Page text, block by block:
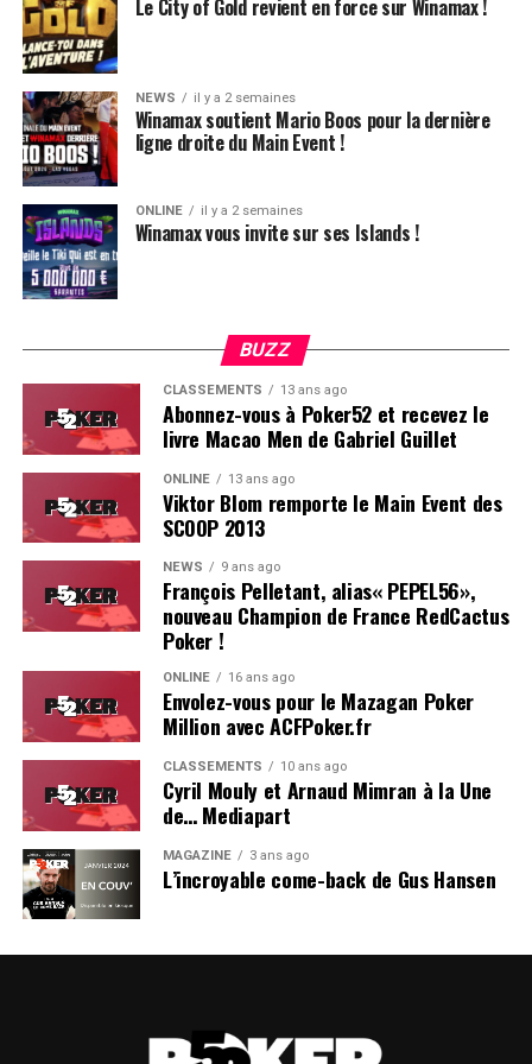
Alejandro Fernandez
40 900
Ismael Bojang
Pascal Vullion
Anzor Makhtsev
39 100
Jean-Nicolas Fortin
Konstantin Maslak
Fatima Moreira de Melo
Daniel Cates
Attila Polner
35 500
Patrick Gastaldi
Roman Makhlin
34 200
Josef Samanek
32 900
Thomas Peterson
32 400
Zimnan Ziyard
30 000
Fabrizio Leone
29 900
Fernando Brito
Francis Lamothe
Sergio Castelluccio
28 100
Le City of Gold revient en force sur Winamax !
NEWS il y a 2 semaines
Winamax soutient Mario Boos pour la dernière
ligne droite du Main Event !
ONLINE il y a 2 semaines
Winamax vous invite sur ses Islands !
BUZZ
CLASSEMENTS 13 ans ago
Abonnez-vous à Poker52 et recevez le
livre Macao Men de Gabriel Guillet
ONLINE 13 ans ago
Viktor Blom remporte le Main Event des
SCOOP 2013
NEWS 9 ans ago
François Pelletant, alias« PEPEL56»,
nouveau Champion de France RedCactus
Poker !
ONLINE 16 ans ago
Envolez-vous pour le Mazagan Poker
Million avec ACFPoker.fr
CLASSEMENTS 10 ans ago
Cyril Mouly et Arnaud Mimran à la Une
de… Mediapart
MAGAZINE 3 ans ago
L’incroyable come-back de Gus Hansen